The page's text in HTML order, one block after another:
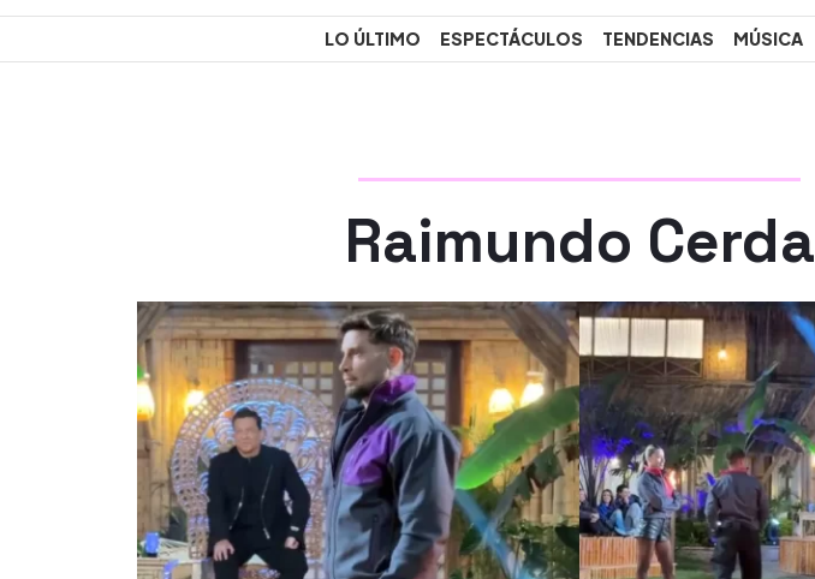
LO ÚLTIMO ESPECTÁCULOS TENDENCIAS MÚSICA
Raimundo Cerda